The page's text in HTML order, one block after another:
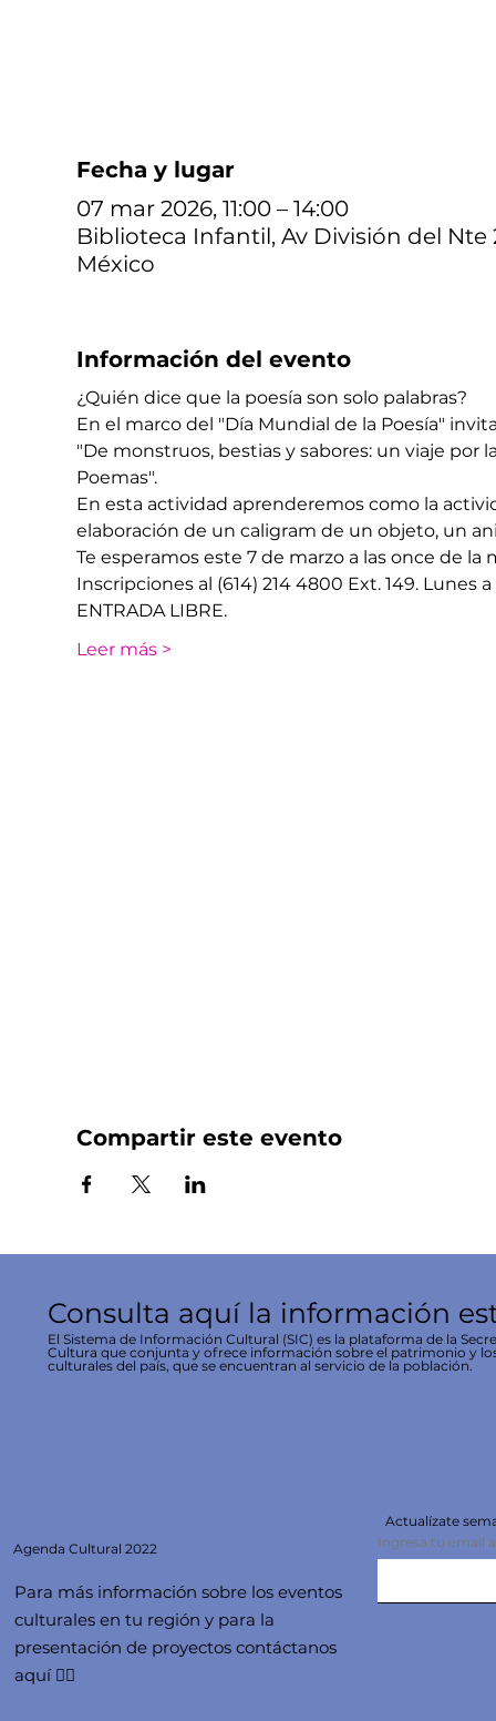
Fecha y lugar
07 mar 2026, 11:00 – 14:00
Biblioteca Infantil, Av División del Nte
México
Información del evento
¿Quién dice que la poesía son solo palabras?
En el marco del "Día Mundial de la Poesía"
"De monstruos, bestias y sabores: un viaje por
Poemas".  ​​
En esta actividad aprenderemos como la
elaboración de un caligram de un objeto, un
Te esperamos este 7 de marzo a las once de la
​Inscripciones al (614) 214 4800 Ext. 149. Lunes
ENTRADA LIBRE.
Leer más >
Compartir este evento
Consulta aquí la información
El Sistema de Información Cultural (SIC) es la plataforma de la
Cultura que conjunta y ofrece información sobre el patrimonio y
culturales del país, que se encuentran al servicio de la población.
Agenda Cultural 2022
Para más información sobre los eventos
culturales en tu región y para la
presentación de proyectos contáctanos
aquí 👇🏻
Actualízate
Ingresa tu email